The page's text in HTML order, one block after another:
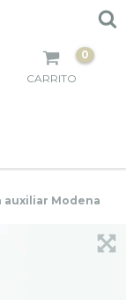
CARRITO
0
auxiliar Modena